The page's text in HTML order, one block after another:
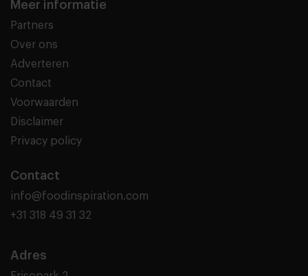
Meer informatie
Partners
Over ons
Adverteren
Contact
Voorwaarden
Disclaimer
Privacy policy
Contact
info@foodinspiration.com
+31 318 49 31 32
Adres